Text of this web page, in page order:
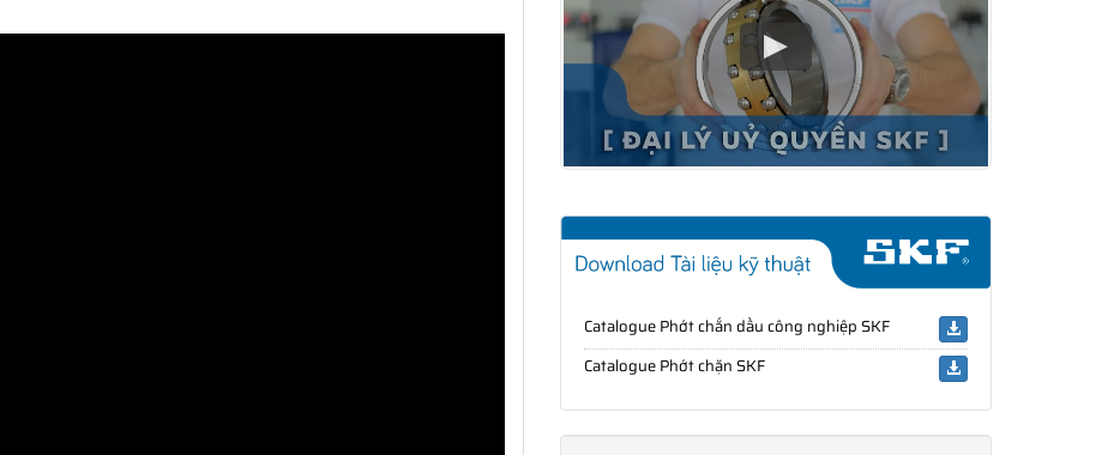
Catalogue Phớt chắn dầu công nghiệp SKF
Catalogue Phớt chặn SKF